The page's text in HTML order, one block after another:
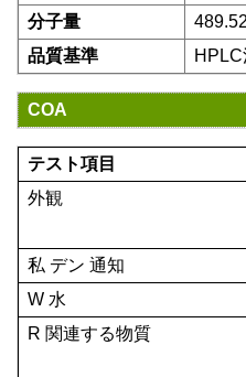
分子量
489.52
品質基準
COA
テスト項目
外観
私 デン 通知
W 水
R 関連する物質